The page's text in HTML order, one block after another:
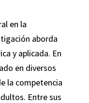
en la
aborda
y aplicada. En
en diversos
la competencia
Entre sus